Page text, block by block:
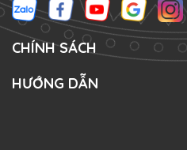
CHÍNH SÁCH
HƯỚNG DẪN